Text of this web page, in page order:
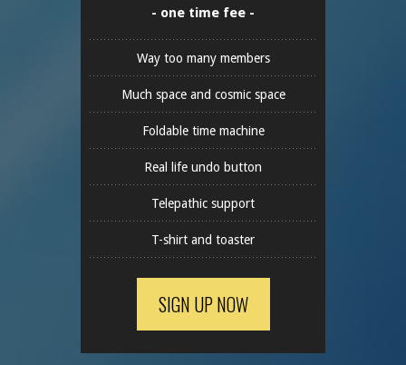
- one time fee -
Way too many members
Much space and cosmic space
Foldable time machine
Real life undo button
Telepathic support
T-shirt and toaster
SIGN UP NOW